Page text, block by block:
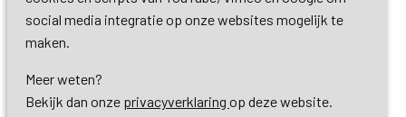
social media integratie op onze websites mogelijk te
maken.
Meer weten?
Bekijk dan onze privacyverklaring op deze website.